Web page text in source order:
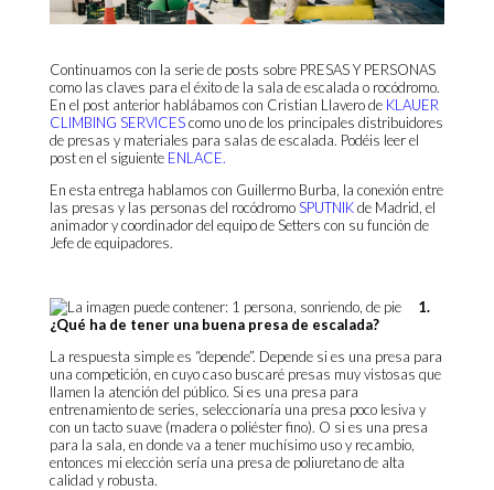
Continuamos con la serie de posts sobre PRESAS Y PERSONAS
como las claves para el éxito de la sala de escalada o rocódromo.
En el post anterior hablábamos con Cristian Llavero de KLAUER
CLIMBING SERVICEScomo uno de los principales distribuidores
de presas y materiales para salas de escalada. Podéis leer el
post en el siguiente ENLACE.
En esta entrega hablamos con Guillermo Burba, la conexión entre
las presas y las personas del rocódromo SPUTNIK de Madrid, el
animador y coordinador del equipo de Setters con su función de
Jefe de equipadores.
1.
¿Qué ha de tener una buena presa de escalada?
La respuesta simple es “depende”. Depende si es una presa para
una competición, en cuyo caso buscaré presas muy vistosas que
llamen la atención del público. Si es una presa para
entrenamiento de series, seleccionaría una presa poco lesiva y
con un tacto suave (madera o poliéster fino). O si es una presa
para la sala, en donde va a tener muchísimo uso y recambio,
entonces mi elección sería una presa de poliuretano de alta
calidad y robusta.